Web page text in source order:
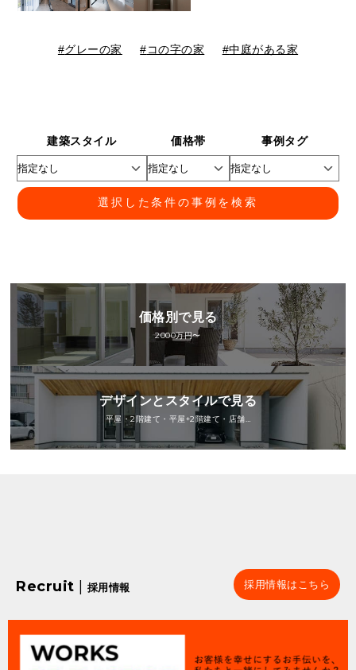
グレーの家 コの字の家 中庭がある家
建築スタイル 価格帯 事例タグ
選択した条件の事例を検索
価格別で見る
2000万円〜
デザインとスタイルで見る
平屋・2階建て・平屋+2階建て・店舗…
Recruit | 採用情報 採用情報はこちら